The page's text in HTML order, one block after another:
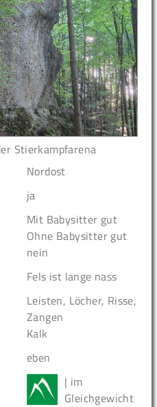
Stierkampfarena
Nordost
ja
Mit Babysitter gut
Ohne Babysitter gut
nein
Fels ist lange nass
Leisten, Löcher, Risse,
Zangen
Kalk
eben
| im
Gleichgewicht